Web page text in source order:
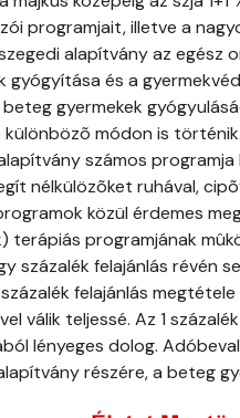
programjait, illetve a
alapítvány az
gyógyítása és a
gyermekek
módon is
számos
nélkülözõket ruhával,
közül érdemes
programjának
százalék felajánlás révén
felajánlás
válik teljessé. Az 1
lényeges dolog.
részére, a beteg